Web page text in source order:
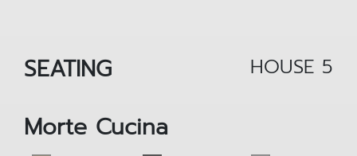
SEATING HOUSE 5
Morte Cucina